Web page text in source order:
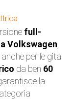
full-
Volkswagen
per le gita
da ben 60
la